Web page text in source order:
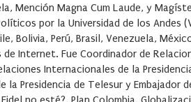
Mención Magna Cum Laude, y
por la Universidad de los Andes
Bolivia, Perú, Brasil, Venezuela,
de Internet. Fue Coordinador de
Internacionales de la
Presidencia de Telesur y Embajador